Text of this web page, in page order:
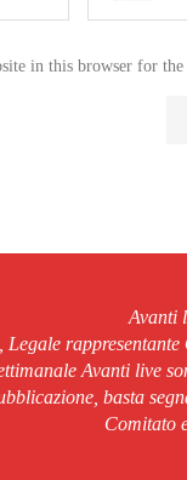
in this browser for
Avanti
Legale
Avanti live
basta
Comitato